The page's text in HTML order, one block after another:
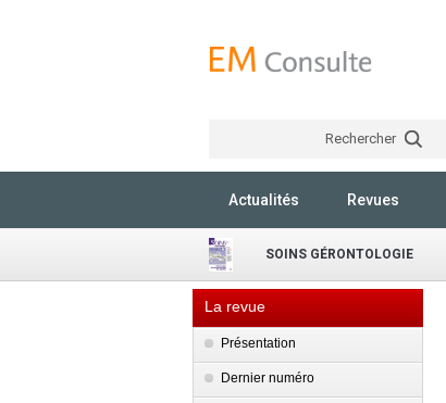
Rechercher
Actualités Revues
SOINS GÉRONTOLOGIE
La revue
Présentation
Dernier numéro